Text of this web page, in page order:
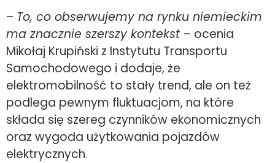
– To, co obserwujemy na rynku niemieckim
ma znacznie szerszy kontekst – ocenia
Mikołaj Krupiński z Instytutu Transportu
Samochodowego i dodaje, że
elektromobilność to stały trend, ale on też
podlega pewnym fluktuacjom, na które
składa się szereg czynników ekonomicznych
oraz wygoda użytkowania pojazdów
elektrycznych.